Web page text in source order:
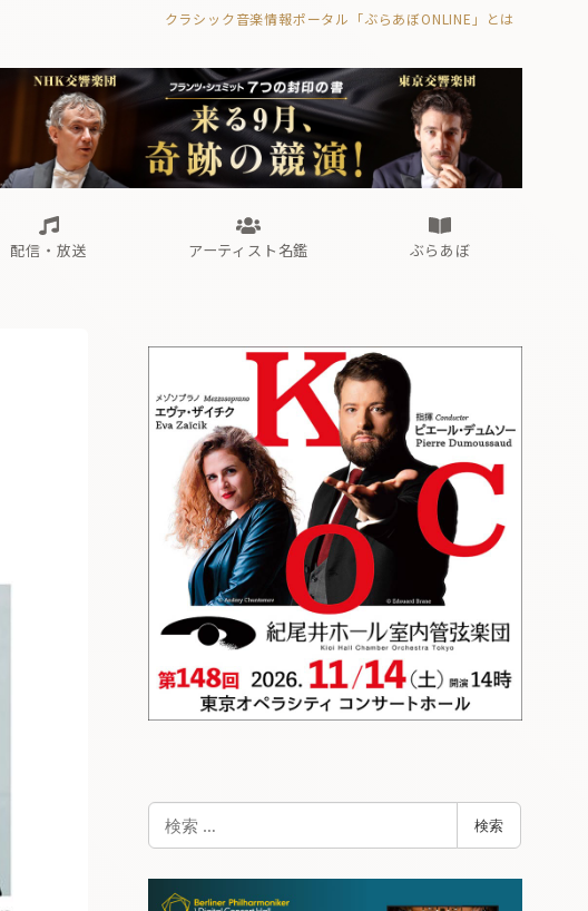
クラシック音楽情報ポータル「ぶらあぼONLINE」とは
ぶらあぼブラス！
フォルテピアノ・オデッセイ
配信・放送 アーティスト名鑑 ぶらあぼ
Aからの眺望 ぶらあぼブラス！
フォルテピアノ・オデッセイ
検
索
検索